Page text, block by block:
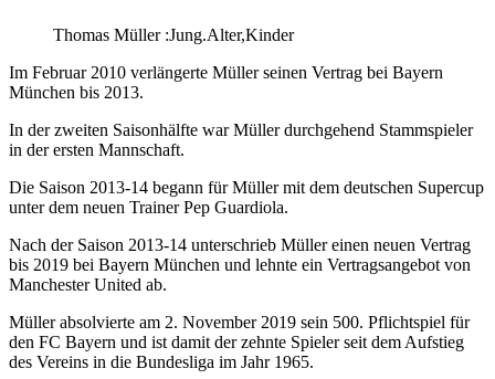
Thomas Müller :Jung.Alter,Kinder
Im Februar 2010 verlängerte Müller seinen Vertrag bei Bayern
München bis 2013.
In der zweiten Saisonhälfte war Müller durchgehend Stammspieler
in der ersten Mannschaft.
Die Saison 2013-14 begann für Müller mit dem deutschen Supercup
unter dem neuen Trainer Pep Guardiola.
Nach der Saison 2013-14 unterschrieb Müller einen neuen Vertrag
bis 2019 bei Bayern München und lehnte ein Vertragsangebot von
Manchester United ab.
Müller absolvierte am 2. November 2019 sein 500. Pflichtspiel für
den FC Bayern und ist damit der zehnte Spieler seit dem Aufstieg
des Vereins in die Bundesliga im Jahr 1965.